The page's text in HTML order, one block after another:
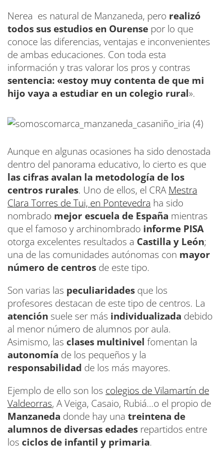
Nerea es natural de Manzaneda, pero realizó
todos sus estudios en Ourense por lo que
conoce las diferencias, ventajas e inconvenientes
de ambas educaciones. Con toda esta
información y tras valorar los pros y contras
sentencia: «estoy muy contenta de que mi
hijo vaya a estudiar en un colegio rural».
Aunque en algunas ocasiones ha sido denostada
dentro del panorama educativo, lo cierto es que
las cifras avalan la metodología de los
centros rurales. Uno de ellos, el CRA Mestra
Clara Torres de Tui, en Pontevedra ha sido
nombrado mejor escuela de España mientras
que el famoso y archinombrado informe PISA
otorga excelentes resultados a Castilla y León;
una de las comunidades autónomas con mayor
número de centros de este tipo.
Son varias las peculiaridades que los
profesores destacan de este tipo de centros. La
atención suele ser más individualizada debido
al menor número de alumnos por aula.
Asimismo, las clases multinivel fomentan la
autonomía de los pequeños y la
responsabilidad de los más mayores.
Ejemplo de ello son los colegios de Vilamartín de
Valdeorras, A Veiga, Casaio, Rubiá…o el propio de
Manzaneda donde hay una treintena de
alumnos de diversas edades repartidos entre
los ciclos de infantil y primaria.